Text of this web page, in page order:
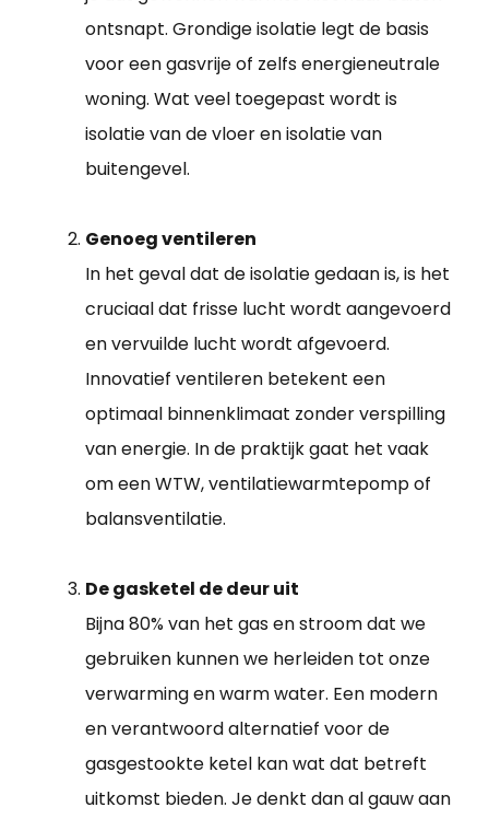
ontsnapt. Grondige isolatie legt de basis
voor een gasvrije of zelfs energieneutrale
woning. Wat veel toegepast wordt is
isolatie van de vloer en isolatie van
buitengevel.
Genoeg ventileren
In het geval dat de isolatie gedaan is, is het
cruciaal dat frisse lucht wordt aangevoerd
en vervuilde lucht wordt afgevoerd.
Innovatief ventileren betekent een
optimaal binnenklimaat zonder verspilling
van energie. In de praktijk gaat het vaak
om een WTW, ventilatiewarmtepomp of
balansventilatie.
De gasketel de deur uit
Bijna 80% van het gas en stroom dat we
gebruiken kunnen we herleiden tot onze
verwarming en warm water. Een modern
en verantwoord alternatief voor de
gasgestookte ketel kan wat dat betreft
uitkomst bieden. Je denkt dan al gauw aan